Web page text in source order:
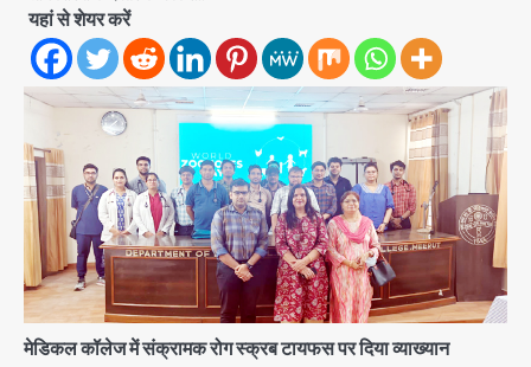
यहां से शेयर करें
मेडिकल कॉलेज में संक्रामक रोग स्क्रब टायफस पर दिया व्याख्यान
स्वतंत्रता दिवस पर फूलप्रूफ सुरक्षा को लेकर
दिल्ली पुलिस मुख्यालय में मंथन